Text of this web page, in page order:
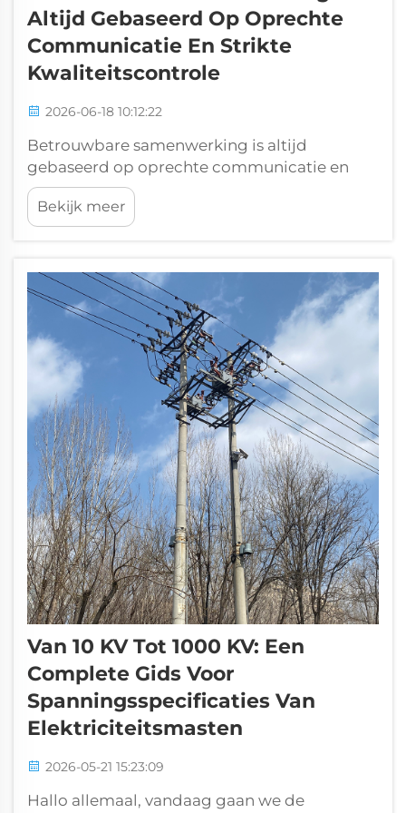
Altijd Gebaseerd Op Oprechte
Communicatie En Strikte
Kwaliteitscontrole
2026-06-18 10:12:22
Betrouwbare samenwerking is altijd
gebaseerd op oprechte communicatie en
strikte kwaliteitscontrole. Vandaag
verwelkomen we onze buitenlandse klant van
harte bij een bezoek aan onze fabriek voor
van API 5L Grade B pijpleidingstaal. De klant
reisde een lange...
Bekijk meer
Van 10 KV Tot 1000 KV: Een
Complete Gids Voor
Spanningsspecificaties Van
Elektriciteitsmasten
2026-05-21 15:23:09
Hallo allemaal, vandaag gaan we de